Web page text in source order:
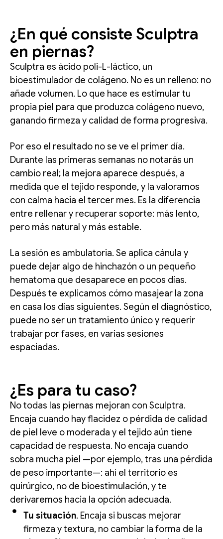
¿En qué consiste Sculptra
en piernas?
Sculptra es ácido poli-L-láctico, un
bioestimulador de colágeno. No es un relleno: no
añade volumen. Lo que hace es estimular tu
propia piel para que produzca colágeno nuevo,
ganando firmeza y calidad de forma progresiva.
Por eso el resultado no se ve el primer día.
Durante las primeras semanas no notarás un
cambio real; la mejora aparece después, a
medida que el tejido responde, y la valoramos
con calma hacia el tercer mes. Es la diferencia
entre rellenar y recuperar soporte: más lento,
pero más natural y más estable.
La sesión es ambulatoria. Se aplica cánula y
puede dejar algo de hinchazón o un pequeño
hematoma que desaparece en pocos días.
Después te explicamos cómo masajear la zona
en casa los días siguientes. Según el diagnóstico,
puede no ser un tratamiento único y requerir
trabajar por fases, en varias sesiones
espaciadas.
¿Es para tu caso?
No todas las piernas mejoran con Sculptra.
Encaja cuando hay flacidez o pérdida de calidad
de piel leve o moderada y el tejido aún tiene
capacidad de respuesta. No encaja cuando
sobra mucha piel —por ejemplo, tras una pérdida
de peso importante—: ahí el territorio es
quirúrgico, no de bioestimulación, y te
derivaremos hacia la opción adecuada.
Tu situación. Encaja si buscas mejorar
firmeza y textura, no cambiar la forma de la